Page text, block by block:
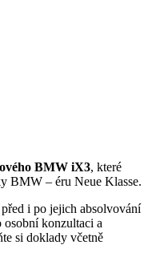
BMW iX3, které
BMW – éru Neue Klasse.
i po jejich absolvování
konzultaci a
si doklady včetně